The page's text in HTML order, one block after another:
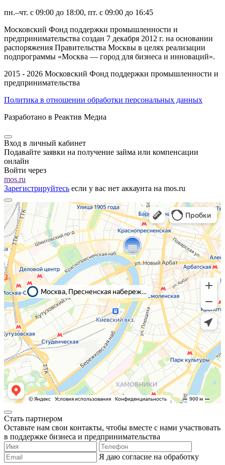
пн.–чт. с 09:00 до 18:00, пт. с 09:00 до 16:45
Московский Фонд поддержки промышленности и
предпринимательства создан 7 декабря 2012 г. на основании
распоряжения Правительства Москвы в целях реализации
подпрограммы «Москва — город для бизнеса и инноваций».
2015 - 2026 Московский Фонд поддержки промышленности и
предпринимательства
Политика в отношении обработки персональных данных
Разработано в Реактив Медиа
Вход в личный кабинет
Подавайте заявки на получение займа или компенсации
онлайн
Войти через
mos.ru
Зарегистрируйтесь если у вас нет аккаунта на mos.ru
Стать партнером
Оставьте нам свои контакты, чтобы вместе с нами участвовать
в поддержке бизнеса и предпринимательства
Я даю согласие на обработку